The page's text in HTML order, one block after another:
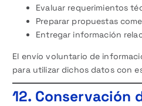
Evaluar requerimientos
Preparar propuestas
Entregar información
El envío voluntario de
para utilizar dichos datos con
12. Conservación